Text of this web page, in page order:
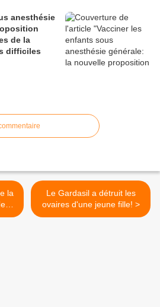
anesthésie
de la
difficiles
Le Gardasil a détruit les
ovaires d'une jeune fille! >